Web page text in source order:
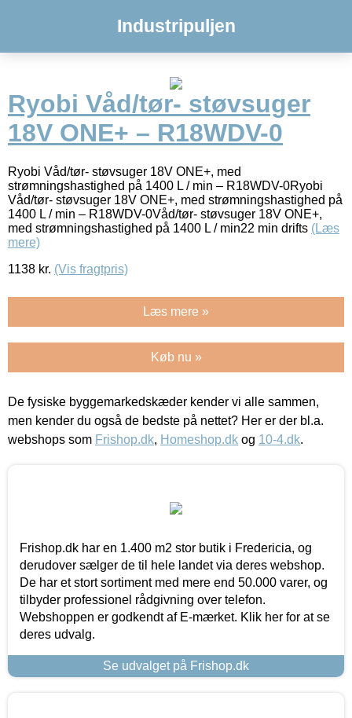
Industripuljen
Ryobi Våd/tør- støvsuger
18V ONE+ – R18WDV-0
Ryobi Våd/tør- støvsuger 18V ONE+, med
strømningshastighed på 1400 L / min – R18WDV-0Ryobi
Våd/tør- støvsuger 18V ONE+, med strømningshastighed på
1400 L / min – R18WDV-0Våd/tør- støvsuger 18V ONE+,
med strømningshastighed på 1400 L / min22 min drifts (Læs
mere)
1138 kr. (Vis fragtpris)
Læs mere »
Køb nu »
De fysiske byggemarkedskæder kender vi alle sammen,
men kender du også de bedste på nettet? Her er der bl.a.
webshops som Frishop.dk, Homeshop.dk og 10-4.dk.
Frishop.dk har en 1.400 m2 stor butik i Fredericia, og
derudover sælger de til hele landet via deres webshop.
De har et stort sortiment med mere end 50.000 varer, og
tilbyder professionel rådgivning over telefon.
Webshoppen er godkendt af E-mærket. Klik her for at se
deres udvalg.
Se udvalget på Frishop.dk